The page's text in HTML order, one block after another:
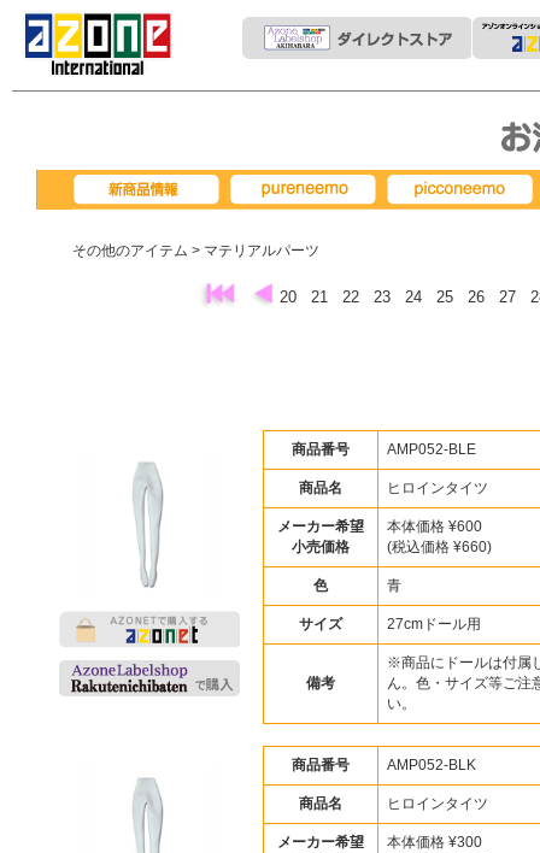
その他のアイテム > マテリアルパーツ
20 21 22 23 24 25 26 27
商品番号 AMP052-BLE
商品名 ヒロインタイツ
メーカー希望
小売価格
本体価格 ¥600
(税込価格 ¥660)
色 青
サイズ 27cmドール用
備考
※商品にドールは付属
ん。色・サイズ等ご注
い。
商品番号 AMP052-BLK
商品名 ヒロインタイツ
メーカー希望
本体価格 ¥300